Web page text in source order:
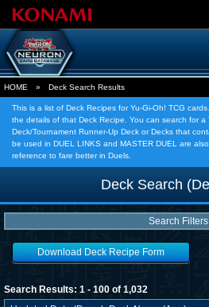
HOME » Deck Search Results
This is a list of Deck Recipes for Yu-Gi-Oh! TCG
the details of that Deck Recipe. You can search for a
Deck/Tournament Runner-Up Deck or Decks that
be used in DUEL LINKS and MASTER DUEL are
reference to fare better in Duels.
Deck Search
Search Filters
Download Deck Recipe Form
Search Results: 1 - 100 of 1,032